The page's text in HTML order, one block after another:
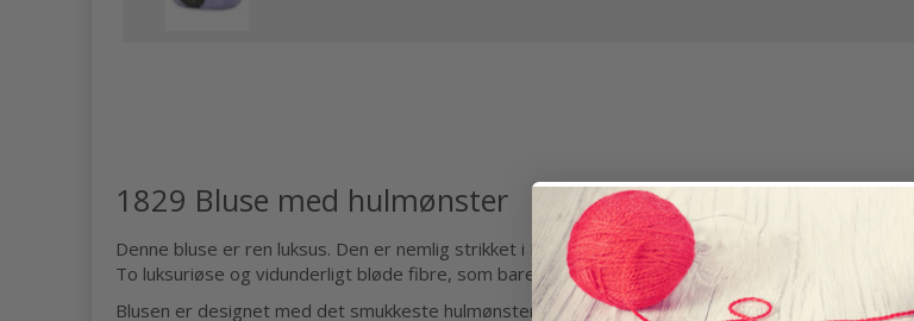
1829 Bluse med hulmønster
Denne bluse er ren luksus. Den er nemlig strikket i Mayflower Super Kid Silk, som består af 76
To luksuriøse og vidunderligt bløde fibre, som bare bliver endnu bedre, når de bliver spundet
Blusen er designet med det smukkeste hulmønster, som både går igen på ærmer og bul.